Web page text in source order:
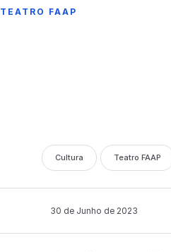
TEATRO FAAP
Cultura Teatro FAAP
30 de Junho de 2023